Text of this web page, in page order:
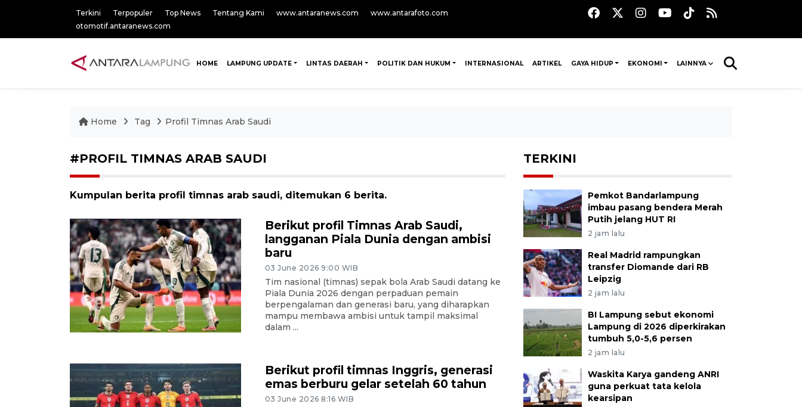
Terkini Terpopuler Top News Tentang Kami www.antaranews.com
www.antarafoto.com
otomotif.antaranews.com
HOME LAMPUNG UPDATE LINTAS DAERAH POLITIK DAN HUKUM INTERNASIONAL ARTIKEL GAYA HIDUP EKONOMI LAINNYA
Home Tag Profil Timnas Arab Saudi
#PROFIL TIMNAS ARAB SAUDI
Kumpulan berita profil timnas arab saudi, ditemukan 6 berita.
Berikut profil Timnas Arab Saudi,
langganan Piala Dunia dengan ambisi
baru
03 June 2026 9:00 WIB
Tim nasional (timnas) sepak bola Arab Saudi datang ke
Piala Dunia 2026 dengan perpaduan pemain
berpengalaman dan generasi baru, yang diharapkan
mampu membawa ambisi untuk tampil maksimal
dalam ...
Berikut profil timnas Inggris, generasi
emas berburu gelar setelah 60 tahun
03 June 2026 8:16 WIB
TERKINI
Pemkot Bandarlampung
imbau pasang bendera Merah
Putih jelang HUT RI
2 jam lalu
Real Madrid rampungkan
transfer Diomande dari RB
Leipzig
2 jam lalu
BI Lampung sebut ekonomi
Lampung di 2026 diperkirakan
tumbuh 5,0-5,6 persen
2 jam lalu
Waskita Karya gandeng ANRI
guna perkuat tata kelola
kearsipan